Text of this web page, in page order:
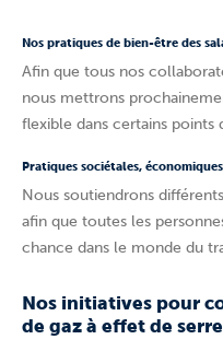
Nos pratiques de bien-être des
Afin que tous nos
nous mettrons
flexible dans certains points
Pratiques sociétales,
Nous soutiendrons
afin que toutes les
chance dans le monde du
Nos initiatives pour
de gaz à effet de serre